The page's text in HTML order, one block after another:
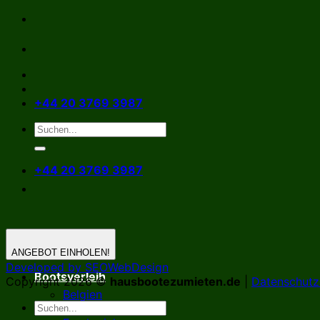
Zum
springen
+44 20 3769 3987
+44 20 3769 3987
Bootsverleih
Belgien
Deutschland
ANGEBOT EINHOLEN!
Developed by SEOWebDesign
Copyright 2026 © hausbootezumieten.de